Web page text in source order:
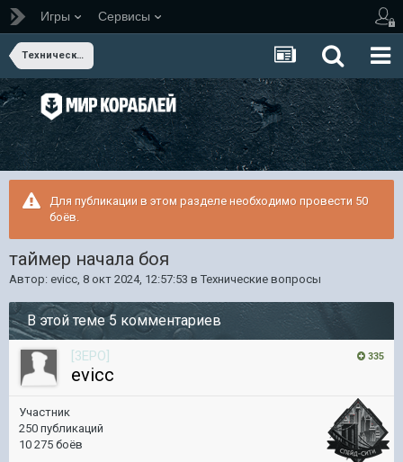
Игры Сервисы
Технические вопросы
Для публикации в этом разделе необходимо провести 50
боёв.
таймер начала боя
Автор: evicc, 8 окт 2024, 12:57:53 в Технические вопросы
В этой теме 5 комментариев
335
[3EPO]
evicc
Участник
250 публикаций
10 275 боёв